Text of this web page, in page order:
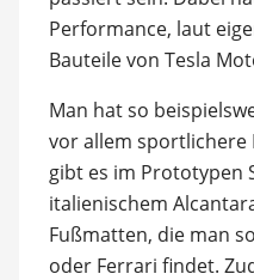
Performance, laut
Bauteile von Tesla
Man hat so
vor allem sportlichere
gibt es im Prototypen
italienischem
Fußmatten, die man
oder Ferrari findet.